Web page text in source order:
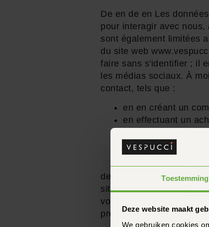
Toestemming
Deze website maakt
We gebruiken cookies
De en de en Les
pour interagir avec
sont également limitées
du site web
faire sans s'identifier ; il
les médias sociaux. À
contact, tels que :
en en créant un
en effectuant un
de en nous
de en saisissant un
de en ou bien notre
site web dont les
vos préférences. en Par
présente politique